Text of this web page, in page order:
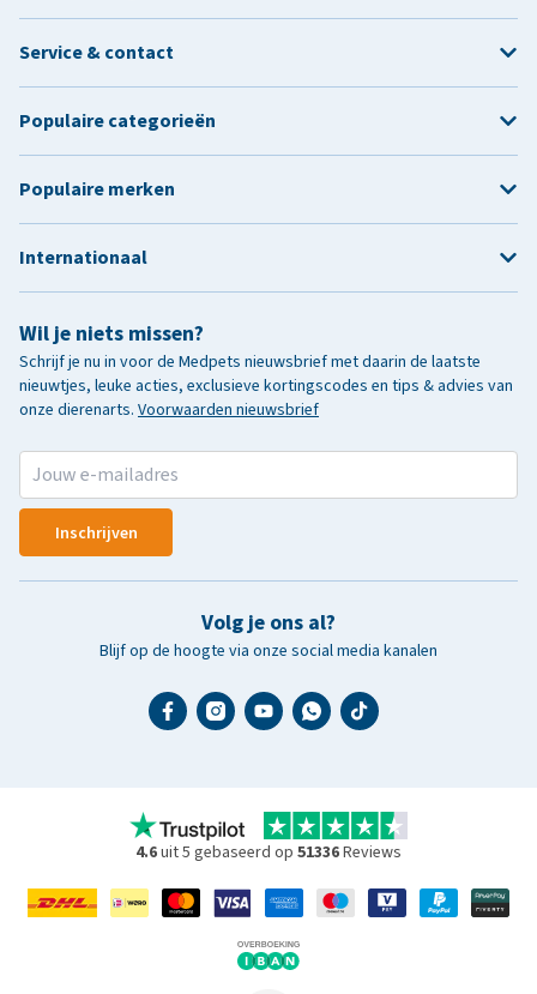
Wil je niets missen?
Schrijf je nu in voor de Medpets nieuwsbrief met daarin de laatste
nieuwtjes, leuke acties, exclusieve kortingscodes en tips & advies van
onze dierenarts. Voorwaarden nieuwsbrief
Inschrijven
Volg je ons al?
Blijf op de hoogte via onze social media kanalen
Service & contact
Populaire categorieën
Populaire merken
Internationaal
4.6uit 5 gebaseerd op 51336Reviews